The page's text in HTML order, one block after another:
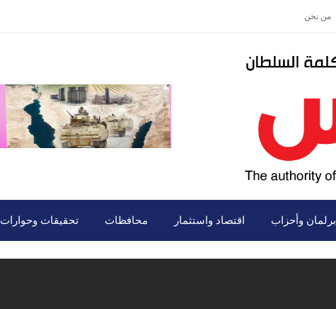
من نحن
برلمان وأحزاب اقتصاد واستثمار محافظات تحقيقات وحوارات